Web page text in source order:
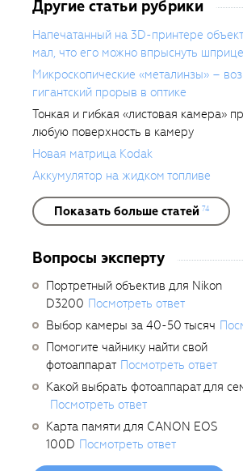
Другие статьи рубрики
Напечатанный на 3D-принтере
мал, что его можно впрыснуть
Микроскопические «металинзы» –
гигантский прорыв в оптике
Тонкая и гибкая «листовая камера»
любую поверхность в камеру
Новая матрица Kodak
Аккумулятор на жидком топливе
Показать больше статей 74
Вопросы эксперту
Портретный объектив для Nikon
D3200 Посмотреть ответ
Выбор камеры за 40-50 тысяч
Помогите чайнику найти свой
фотоаппарат Посмотреть ответ
Какой выбрать фотоаппарат для
Посмотреть ответ
Карта памяти для CANON EOS
100D Посмотреть ответ